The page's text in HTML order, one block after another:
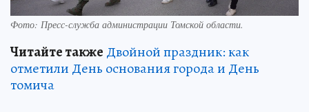
Фото: Пресс-служба администрации Томской области.
Читайте также Двойной праздник: как
отметили День основания города и День
томича